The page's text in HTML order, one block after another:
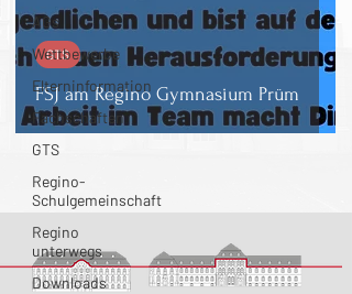
AGs
Wettbewerbe
Elterninformation
Fachschaften
GTS
Regino-
Schulgemeinschaft
Regino
unterwegs
Downloads
FSJ am Regino Gymnasium Prüm
GTS